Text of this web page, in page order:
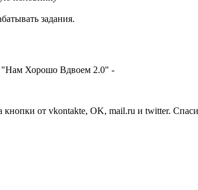
задания.
"Нам Хорошо Вдвоем 2.0" -
кнопки от vkontakte, OK, mail.ru и twitter.